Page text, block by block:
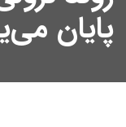
پایان